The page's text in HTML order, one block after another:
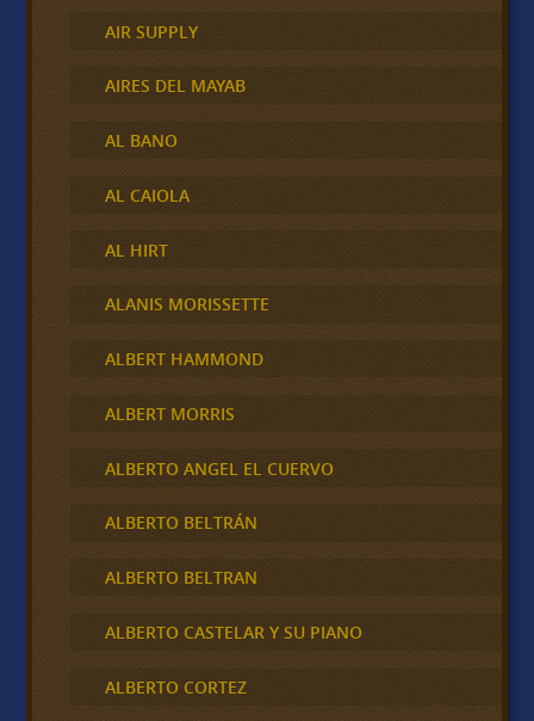
AIR SUPPLY
AIRES DEL MAYAB
AL BANO
AL CAIOLA
AL HIRT
ALANIS MORISSETTE
ALBERT HAMMOND
ALBERT MORRIS
ALBERTO ANGEL EL CUERVO
ALBERTO BELTRÁN
ALBERTO BELTRAN
ALBERTO CASTELAR Y SU PIANO
ALBERTO CORTEZ